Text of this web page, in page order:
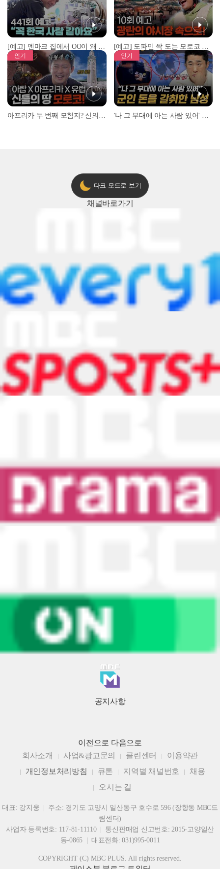
[예고] 덴마크 집에서 OO이 왜 나와...? 이상할 정도로 한국을 사랑하는 우리 형을 제보합니다! [예고] 도파민 싹 도는 모로코 야시장 투어!
인기 인기
다크 모드로 보기
채널바로가기
공지사항
이전으로 다음으로
회사소개
사업&광고문의 클린센터
이용약관
개인정보처리방침
큐톤 지역별 채널번호
채용
오시는 길
대표: 강지웅 | 주소: 경기도 고양시 일산동구 호수로 596 (장항동 MBC드
림센터)
사업자 등록번호: 117-81-11110 | 통신판매업 신고번호: 2015-고양일산
동-0865 | 대표전화: 031)995-0011
COPYRIGHT (C) MBC PLUS. All rights reserved.